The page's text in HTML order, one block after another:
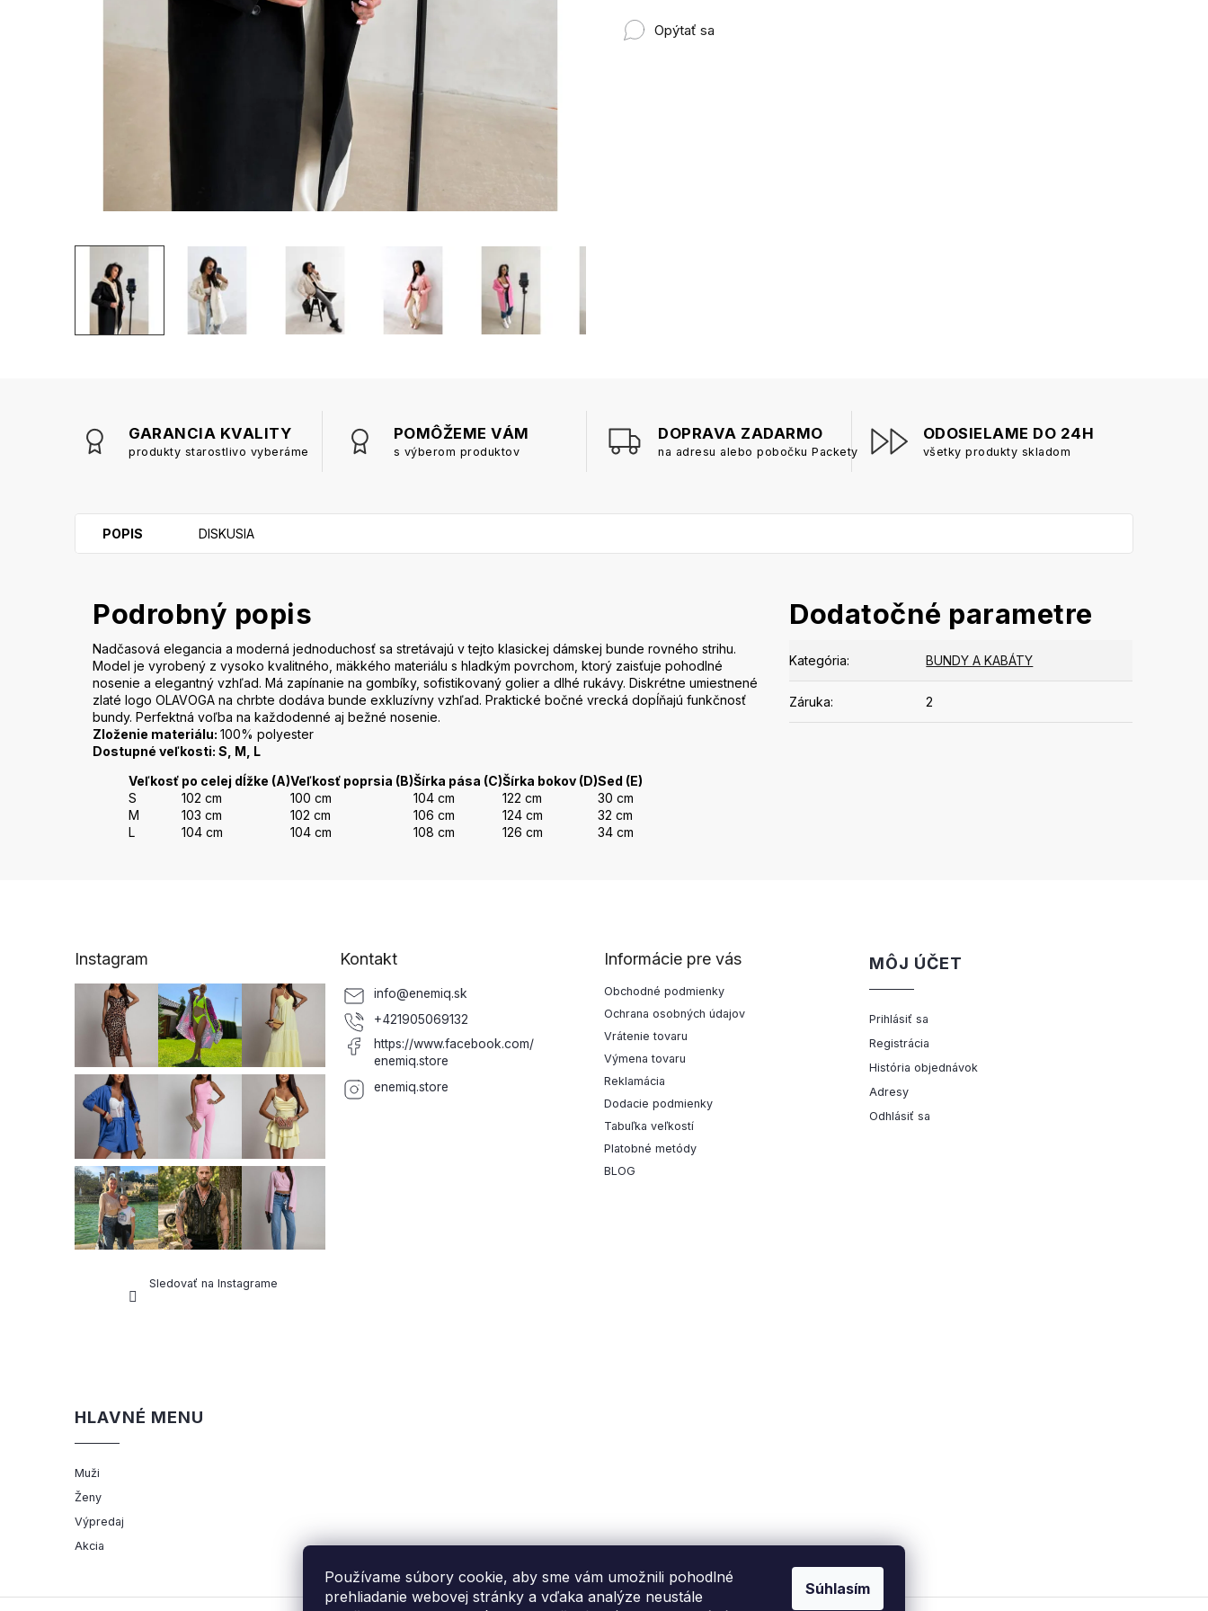
Používame súbory cookie, aby sme vám umožnili pohodlné
prehliadanie webovej stránky a vďaka analýze neustále
Súhlasím
Opýtať sa
GARANCIA KVALITY
produkty starostlivo vyberáme
POMÔŽEME VÁM
s výberom produktov
DOPRAVA ZADARMO
na adresu alebo pobočku Packety
ODOSIELAME DO 24H
všetky produkty skladom
POPIS DISKUSIA
Podrobný popis
Nadčasová elegancia a moderná jednoduchosť sa stretávajú v tejto klasickej dámskej bunde rovného strihu.
Model je vyrobený z vysoko kvalitného, mäkkého materiálu s hladkým povrchom, ktorý zaisťuje pohodlné
nosenie a elegantný vzhľad. Má zapínanie na gombíky, sofistikovaný golier a dlhé rukávy. Diskrétne umiestnené
zlaté logo OLAVOGA na chrbte dodáva bunde exkluzívny vzhľad. Praktické bočné vrecká dopĺňajú funkčnosť
bundy. Perfektná voľba na každodenné aj bežné nosenie.
Zloženie materiálu: 100% polyester
Dostupné veľkosti: S, M, L
Veľkosť po celej dĺžke (A)Veľkosť poprsia (B)Šírka pása (C)Šírka bokov (D)Sed (E)
S
102 cm 100 cm 104 cm 122 cm
30 cm
M
103 cm 102 cm 106 cm 124 cm
32 cm
L
104 cm 104 cm 108 cm 126 cm 34 cm
Dodatočné parametre
Kategória: BUNDY A KABÁTY
Záruka: 2
Instagram
Sledovať na Instagrame
Kontakt
info@enemiq.sk
+421905069132
https://www.facebook.com/
enemiq.store
enemiq.store
Informácie pre vás
Obchodné podmienky
Ochrana osobných údajov
Vrátenie tovaru
Výmena tovaru
Reklamácia
Dodacie podmienky
Tabuľka veľkostí
Platobné metódy
BLOG
MÔJ ÚČET
Prihlásiť sa
Registrácia
História objednávok
Adresy
Odhlásiť sa
HLAVNÉ MENU
Muži
Ženy
Výpredaj
Akcia